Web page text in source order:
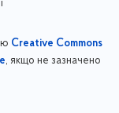
Creative Commons
, якщо не зазначено